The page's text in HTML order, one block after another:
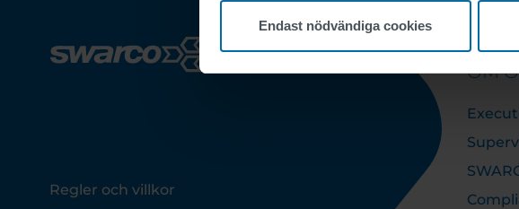
Endast nödvändiga cookies
Footer
Regler och villkor
OM